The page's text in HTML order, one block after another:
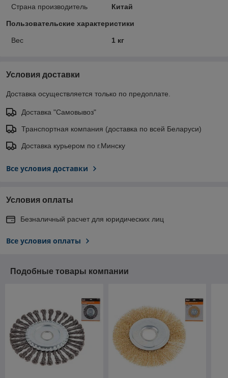
Страна производитель Китай
Пользовательские характеристики
Вес 1 кг
Условия доставки
Доставка осуществляется только по предоплате.
Доставка "Самовывоз"
Транспортная компания (доставка по всей Беларуси)
Доставка курьером по г.Минску
Все условия доставки
Условия оплаты
Безналичный расчет для юридических лиц
Все условия оплаты
Подобные товары компании